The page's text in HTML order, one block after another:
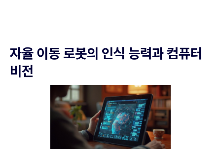
자율 이동 로봇의 인식 능력과 컴퓨터
비전